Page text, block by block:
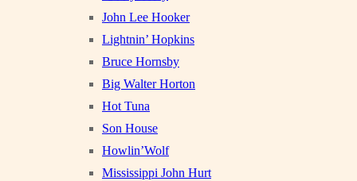
John Lee Hooker
Lightnin’ Hopkins
Bruce Hornsby
Big Walter Horton
Hot Tuna
Son House
Howlin’Wolf
Mississippi John Hurt